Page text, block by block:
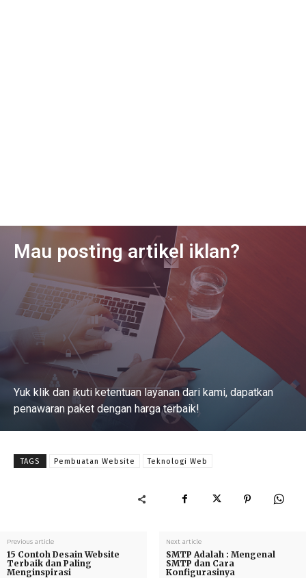
Mau posting artikel iklan?
Yuk klik dan ikuti ketentuan layanan dari kami, dapatkan
penawaran paket dengan harga terbaik!
Baca Selengkapnya
TAGS Pembuatan Website Teknologi Web
Previous article
15 Contoh Desain Website
Terbaik dan Paling
Menginspirasi
Next article
SMTP Adalah : Mengenal
SMTP dan Cara
Konfigurasinya